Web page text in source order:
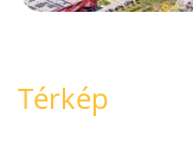
Térkép